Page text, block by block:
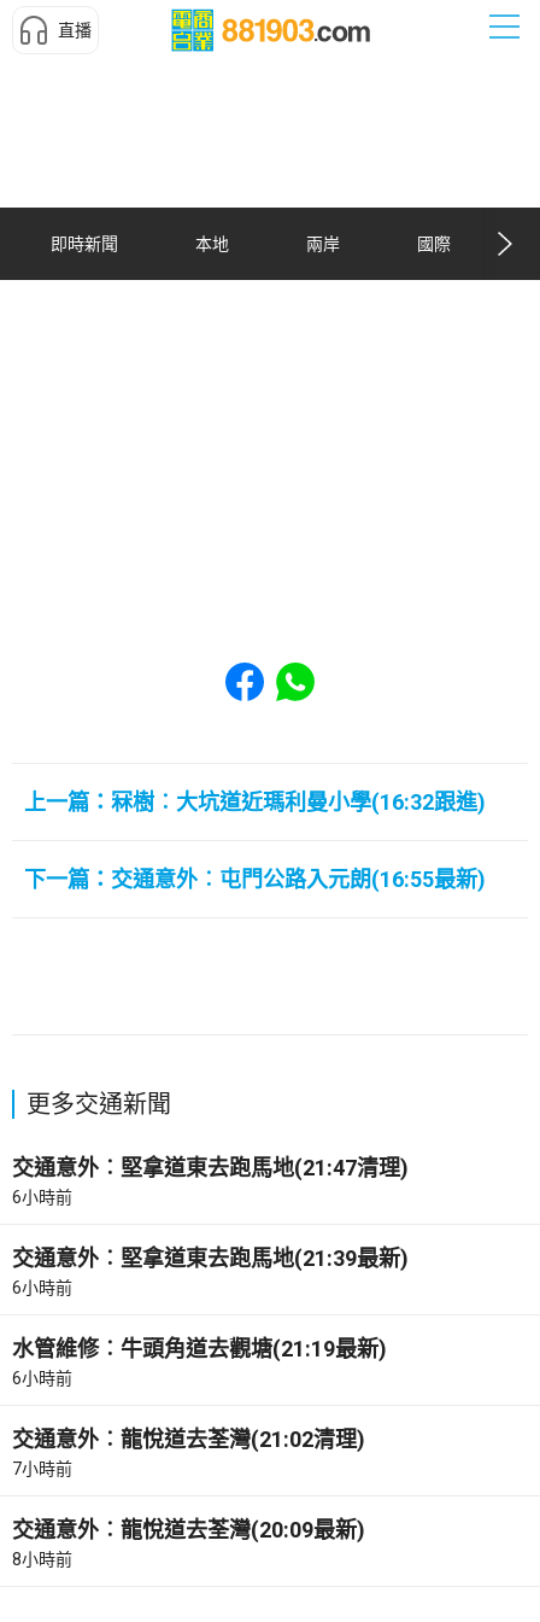
直播
即時新聞 本地 兩岸 國際
Share to Facebook
Share to WhatsApp
上一篇：冧樹︰大坑道近瑪利曼小學(16:32跟進)
下一篇：交通意外︰屯門公路入元朗(16:55最新)
更多交通新聞
交通意外︰堅拿道東去跑馬地(21:47清理)
6小時前
交通意外︰堅拿道東去跑馬地(21:39最新)
6小時前
水管維修︰牛頭角道去觀塘(21:19最新)
6小時前
交通意外︰龍悅道去荃灣(21:02清理)
7小時前
交通意外︰龍悅道去荃灣(20:09最新)
8小時前